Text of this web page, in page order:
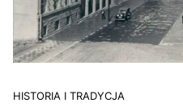
HISTORIA I TRADYCJA